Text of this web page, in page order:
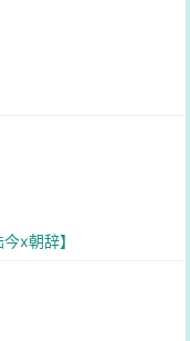
x朝辞】